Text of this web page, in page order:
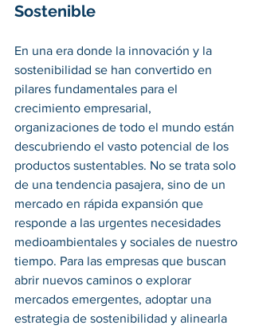
Sostenible
En una era donde la innovación y la
sostenibilidad se han convertido en
pilares fundamentales para el
crecimiento empresarial,
organizaciones de todo el mundo están
descubriendo el vasto potencial de los
productos sustentables. No se trata solo
de una tendencia pasajera, sino de un
mercado en rápida expansión que
responde a las urgentes necesidades
medioambientales y sociales de nuestro
tiempo. Para las empresas que buscan
abrir nuevos caminos o explorar
mercados emergentes, adoptar una
estrategia de sostenibilidad y alinearla